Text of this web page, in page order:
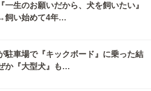
一生のお願いだから、犬を飼いたい』
飼い始めて4年…
駐車場で『キックボード』に乗った結
か『大型犬』も…